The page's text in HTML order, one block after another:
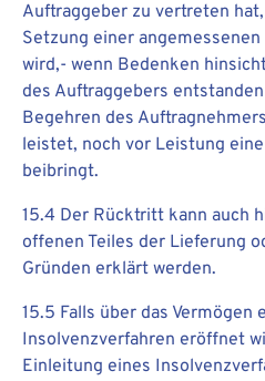
Auftraggeber zu vertreten
Setzung einer
wird,- wenn Bedenken
des Auftraggebers
Begehren des
leistet, noch vor Leistung
beibringt.
15.4 Der Rücktritt kann auch
offenen Teiles der Lieferung
Gründen erklärt werden.
15.5 Falls über das Vermögen
Insolvenzverfahren eröffnet
Einleitung eines